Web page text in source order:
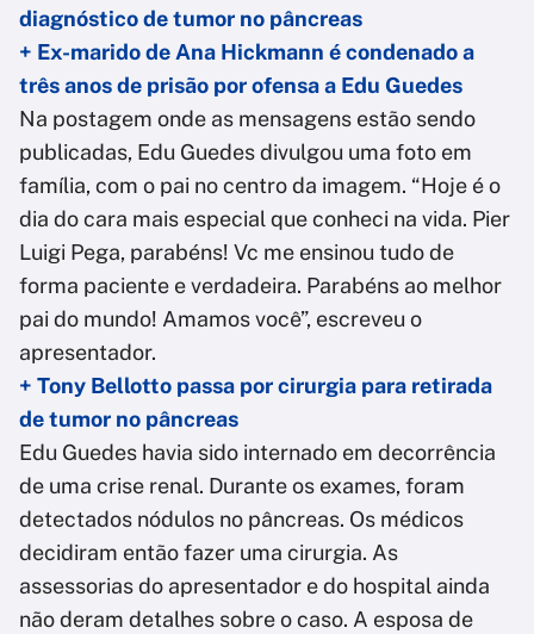
diagnóstico de tumor no pâncreas
+ Ex-marido de Ana Hickmann é condenado a
três anos de prisão por ofensa a Edu Guedes
Na postagem onde as mensagens estão sendo
publicadas, Edu Guedes divulgou uma foto em
família, com o pai no centro da imagem. “Hoje é o
dia do cara mais especial que conheci na vida. Pier
Luigi Pega, parabéns! Vc me ensinou tudo de
forma paciente e verdadeira. Parabéns ao melhor
pai do mundo! Amamos você”, escreveu o
apresentador.
+ Tony Bellotto passa por cirurgia para retirada
de tumor no pâncreas
Edu Guedes havia sido internado em decorrência
de uma crise renal. Durante os exames, foram
detectados nódulos no pâncreas. Os médicos
decidiram então fazer uma cirurgia. As
assessorias do apresentador e do hospital ainda
não deram detalhes sobre o caso. A esposa de